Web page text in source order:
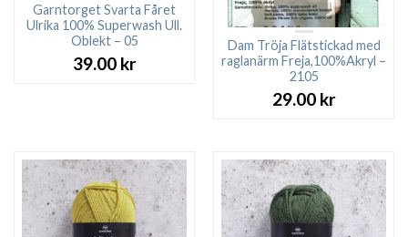
Garntorget Svarta Fåret
Ulrika 100% Superwash Ull.
Oblekt – 05
39.00 kr
Dam Tröja Flätstickad med
raglanärm Freja,100%Akryl –
2105
29.00 kr